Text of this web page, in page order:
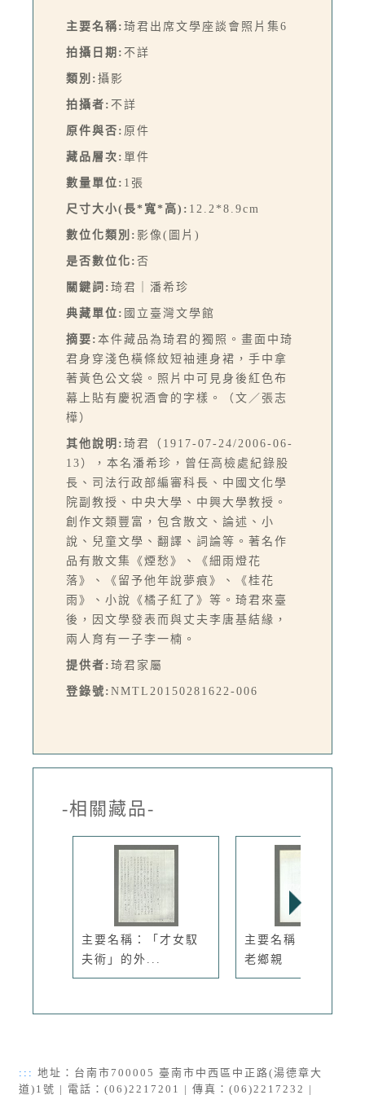
主要名稱: 琦君出席文學座談會照片集6
拍攝日期: 不詳
類別: 攝影
拍攝者: 不詳
原件與否: 原件
藏品層次: 單件
數量單位: 1張
尺寸大小(長*寬*高): 12.2*8.9cm
數位化類別: 影像(圖片)
是否數位化: 否
關鍵詞: 琦君｜潘希珍
典藏單位: 國立臺灣文學館
摘要: 本件藏品為琦君的獨照。畫面中琦
君身穿淺色橫條紋短袖連身裙，手中拿
著黃色公文袋。照片中可見身後紅色布
幕上貼有慶祝酒會的字樣。（文／張志
樺）
其他說明: 琦君（1917-07-24/2006-06-
13），本名潘希珍，曾任高檢處紀錄股
長、司法行政部編審科長、中國文化學
院副教授、中央大學、中興大學教授。
創作文類豐富，包含散文、論述、小
說、兒童文學、翻譯、詞論等。著名作
品有散文集《煙愁》、《細雨燈花
落》、《留予他年說夢痕》、《桂花
雨》、小說《橘子紅了》等。琦君來臺
後，因文學發表而與丈夫李唐基結緣，
兩人育有一子李一楠。
提供者: 琦君家屬
登錄號: NMTL20150281622-006
-相關藏品-
主要名稱：「才女馭
夫術」的外...
主要名稱：我們都是
老鄉親
::: 地址：台南市700005 臺南市中西區中正路(湯德章大
道)1號 | 電話：(06)2217201 | 傳真：(06)2217232 |